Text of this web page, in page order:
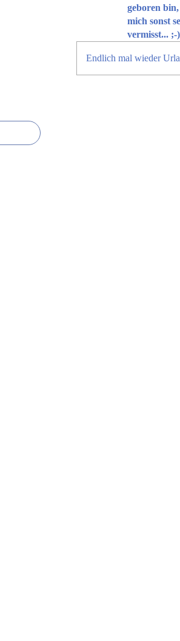
geboren
mich sonst
vermisst... ;-)
Endlich mal wieder